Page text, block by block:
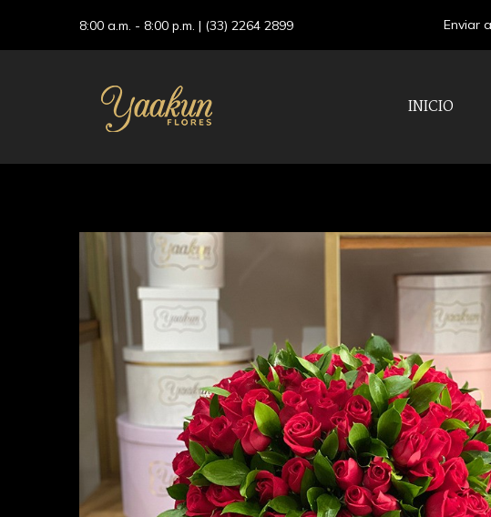
8:00 a.m. - 8:00 p.m. | (33) 2264 2899 Enviar
INICIO